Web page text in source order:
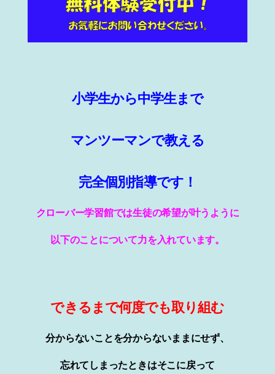
小学生から中学生まで
マンツーマンで教える
完全個別指導です！
クローバー学習館では生徒の希望が叶うように
以下のことについて力を入れています。
できるまで何度でも取り組む
分からないことを分からないままにせず、
忘れてしまったときはそこに戻って